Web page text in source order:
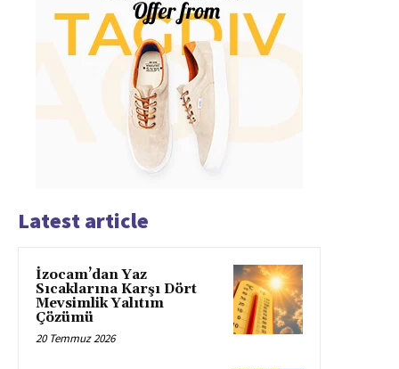
Latest article
İzocam’dan Yaz
Sıcaklarına Karşı Dört
Mevsimlik Yalıtım
Çözümü
20 Temmuz 2026